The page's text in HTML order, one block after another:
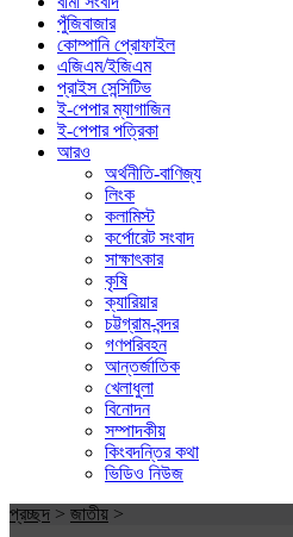
পুঁজিবাজার
কোম্পানি প্রোফাইল
এজিএম/ইজিএম
প্রাইস সেন্সিটিভ
ই-পেপার ম্যাগাজিন
ই-পেপার পত্রিকা
আরও
অর্থনীতি-বাণিজ্য
লিংক
কলামিস্ট
কর্পোরেট সংবাদ
সাক্ষাৎকার
কৃষি
ক্যারিয়ার
চট্টগ্রাম-বন্দর
গণপরিবহন
আন্তর্জাতিক
খেলাধুলা
বিনোদন
সম্পাদকীয়
কিংবদন্তির কথা
ভিডিও নিউজ
প্রচ্ছদ > জাতীয় >